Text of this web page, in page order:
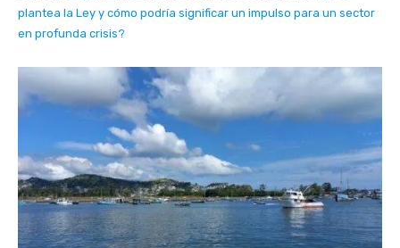
plantea la Ley y cómo podría significar un impulso para un sector
en profunda crisis?